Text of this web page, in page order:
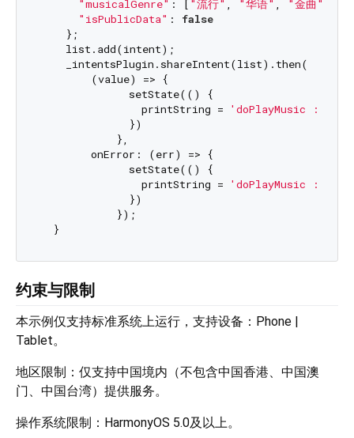
"musicalGenre" : [ "流行" , "华语" , "金曲"
"isPublicData" : false
    };
    list.add(intent);
    _intentsPlugin.shareIntent(list).then(
        (value) => {
              setState(() {
                printString =
'doPlayMusic :
              })
            },
        onError: (err) => {
              setState(() {
                printString =
'doPlayMusic :
              })
            });
约束与限制
本示例仅支持标准系统上运行，支持设备：Phone |
Tablet。
地区限制：仅支持中国境内（不包含中国香港、中国澳
门、中国台湾）提供服务。
操作系统限制：HarmonyOS 5.0及以上。